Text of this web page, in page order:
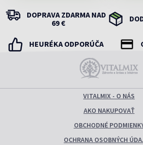
DOPRAVA ZDARMA NAD
69 €
HEURÉKA ODPORÚČA
VITALMIX - O NÁS
AKO NAKUPOVAŤ
OBCHODNÉ
OCHRANA OSOBNÝCH